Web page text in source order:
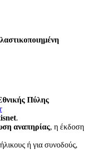
Πύλης
.
αναπηρίας, η έκδοση
ή για συνοδούς,